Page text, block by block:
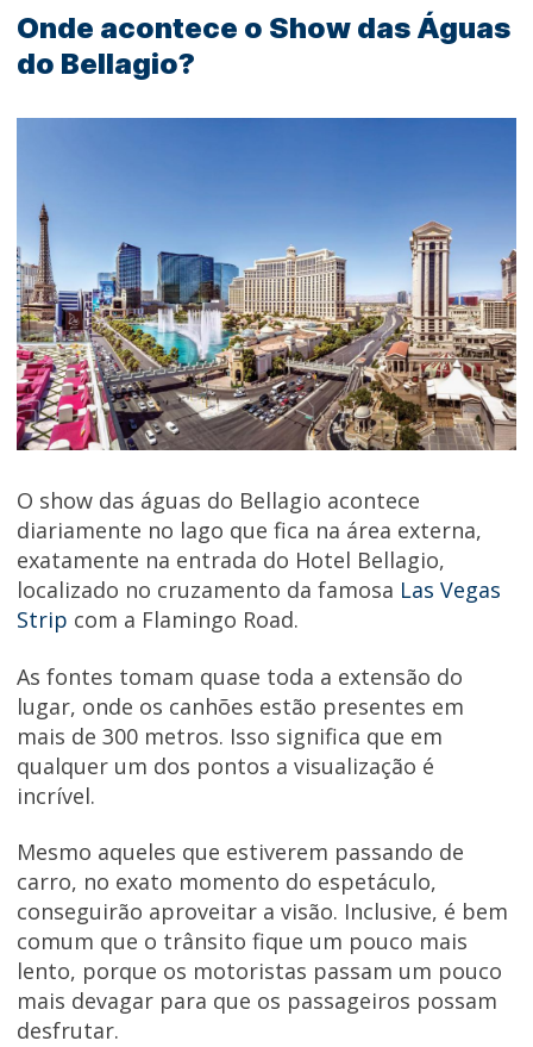
Onde acontece o Show das Águas
do Bellagio?
O show das águas do Bellagio acontece
diariamente no lago que fica na área externa,
exatamente na entrada do Hotel Bellagio,
localizado no cruzamento da famosa Las Vegas
Strip com a Flamingo Road.
As fontes tomam quase toda a extensão do
lugar, onde os canhões estão presentes em
mais de 300 metros. Isso significa que em
qualquer um dos pontos a visualização é
incrível.
Mesmo aqueles que estiverem passando de
carro, no exato momento do espetáculo,
conseguirão aproveitar a visão. Inclusive, é bem
comum que o trânsito fique um pouco mais
lento, porque os motoristas passam um pouco
mais devagar para que os passageiros possam
desfrutar.